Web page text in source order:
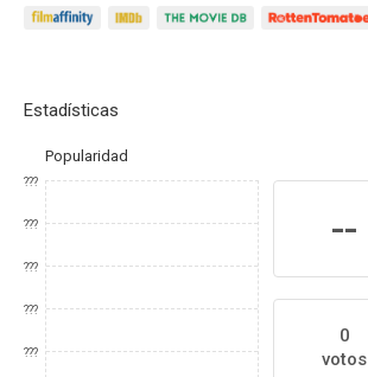
Estadísticas
Popularidad
???
???
???
???
???
--
0
votos